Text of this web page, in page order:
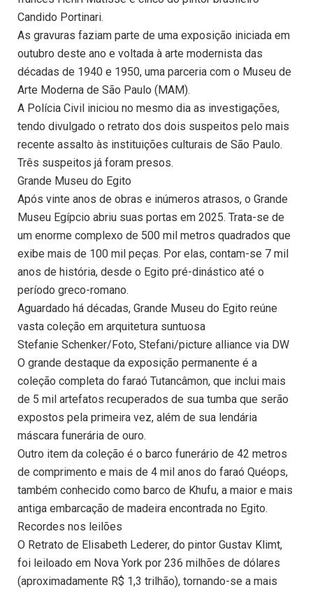
Candido Portinari.
As gravuras faziam parte de uma exposição iniciada em
outubro deste ano e voltada à arte modernista das
décadas de 1940 e 1950, uma parceria com o Museu de
Arte Moderna de São Paulo (MAM).
A Polícia Civil iniciou no mesmo dia as investigações,
tendo divulgado o retrato dos dois suspeitos pelo mais
recente assalto às instituições culturais de São Paulo.
Três suspeitos já foram presos.
Grande Museu do Egito
Após vinte anos de obras e inúmeros atrasos, o Grande
Museu Egípcio abriu suas portas em 2025. Trata-se de
um enorme complexo de 500 mil metros quadrados que
exibe mais de 100 mil peças. Por elas, contam-se 7 mil
anos de história, desde o Egito pré-dinástico até o
período greco-romano.
Aguardado há décadas, Grande Museu do Egito reúne
vasta coleção em arquitetura suntuosa
Stefanie Schenker/Foto, Stefani/picture alliance via DW
O grande destaque da exposição permanente é a
coleção completa do faraó Tutancâmon, que inclui mais
de 5 mil artefatos recuperados de sua tumba que serão
expostos pela primeira vez, além de sua lendária
máscara funerária de ouro.
Outro item da coleção é o barco funerário de 42 metros
de comprimento e mais de 4 mil anos do faraó Quéops,
também conhecido como barco de Khufu, a maior e mais
antiga embarcação de madeira encontrada no Egito.
Recordes nos leilões
O Retrato de Elisabeth Lederer, do pintor Gustav Klimt,
foi leiloado em Nova York por 236 milhões de dólares
(aproximadamente R$ 1,3 trilhão), tornando-se a mais